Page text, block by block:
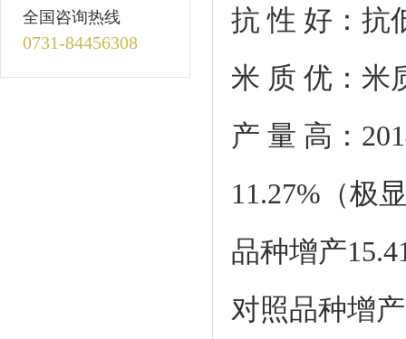
全国咨询热线
0731-84456308
抗 性 好：抗
米 质 优：米
产 量 高：
11.27%（极
品种增产
对照品种增